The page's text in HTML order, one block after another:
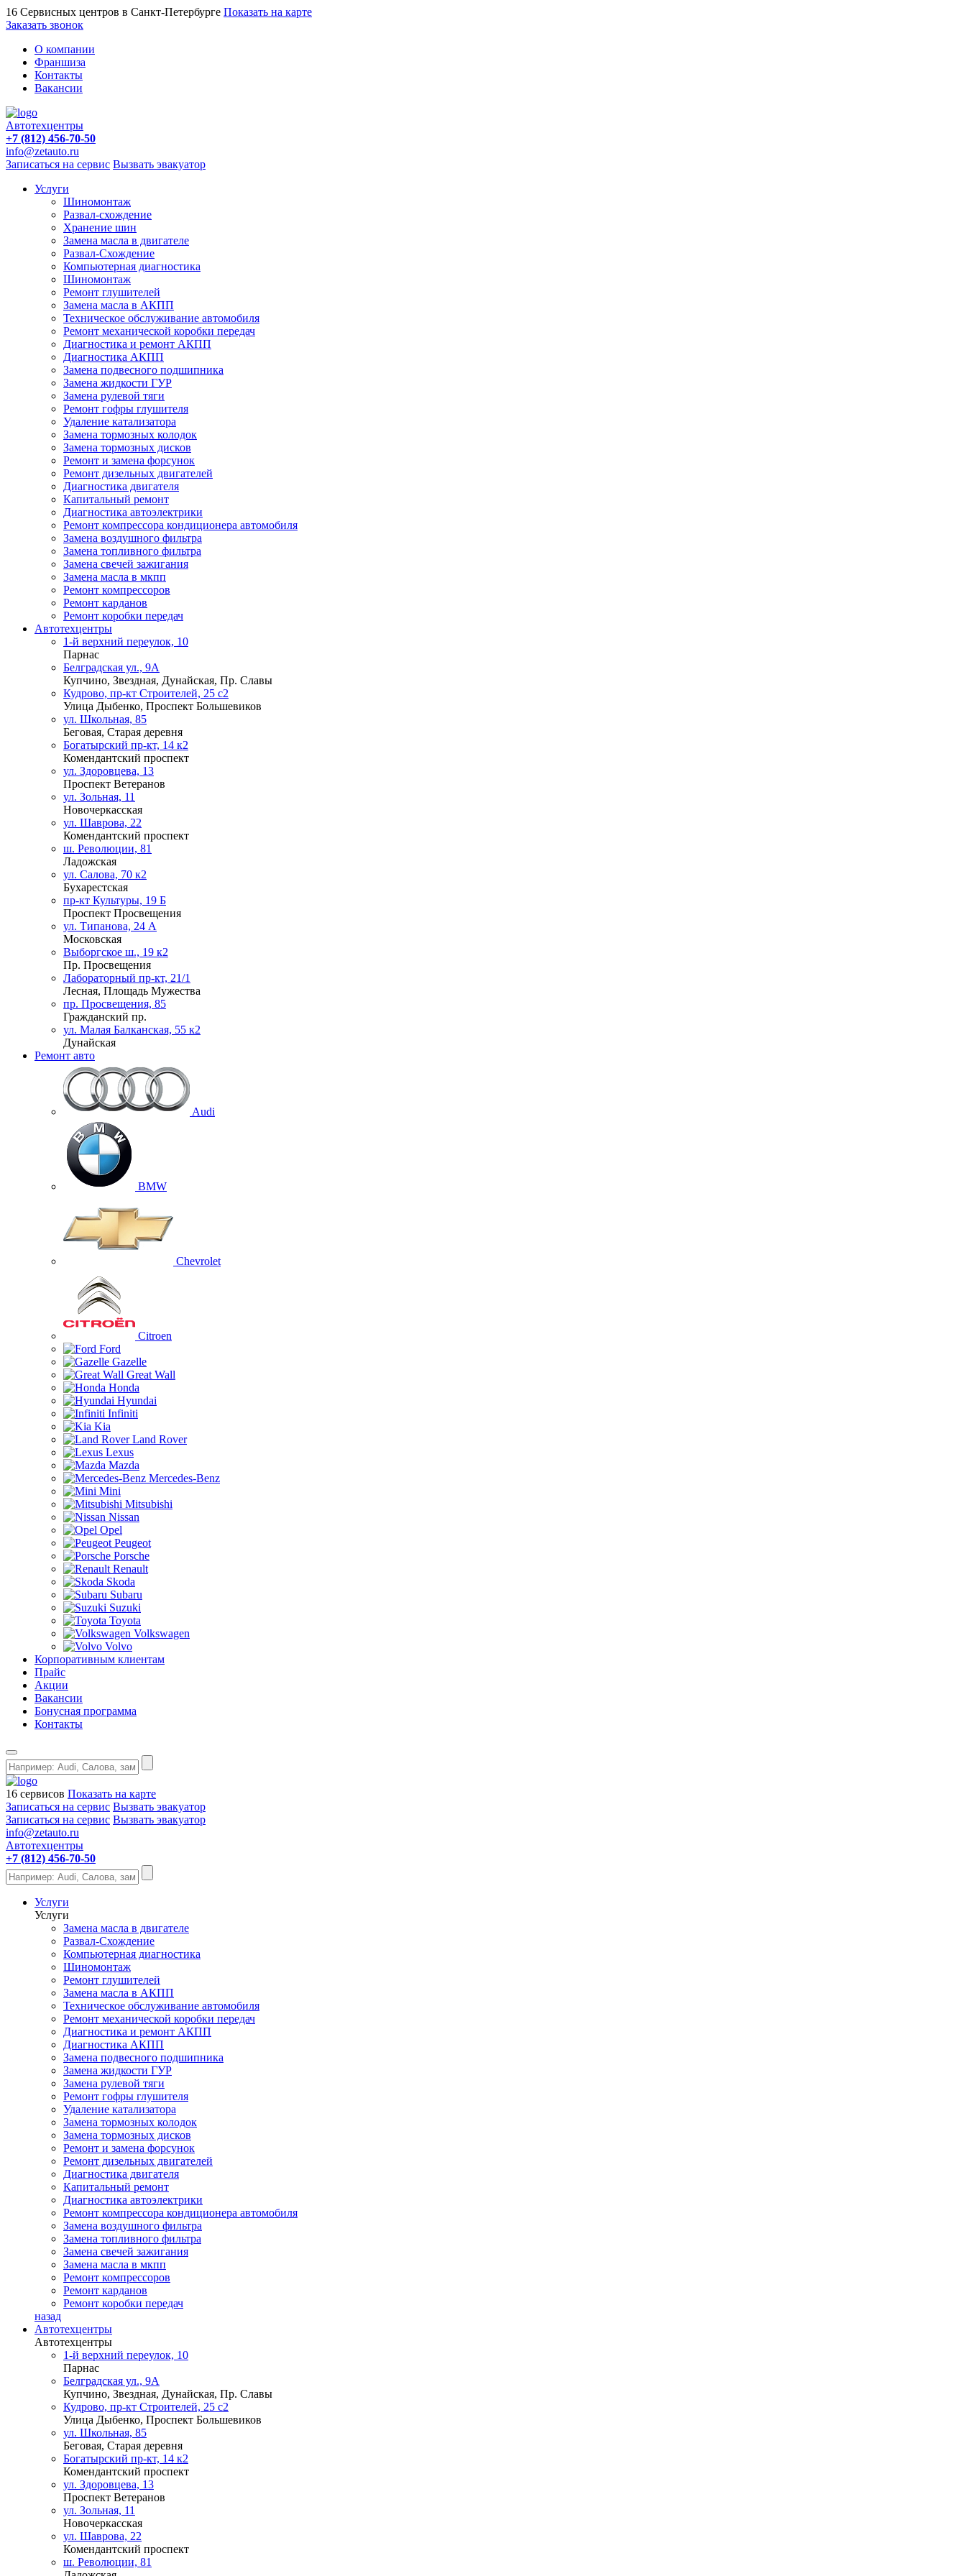
16 Сервисных центров в Санкт-Петербурге Показать на карте
Заказать звонок
О компании
Франшиза
Контакты
Вакансии
Автотехцентры
+7 (812) 456-70-50
info@zetauto.ru
Записаться на сервис Вызвать эвакуатор
Услуги
Шиномонтаж
Развал-схождение
Хранение шин
Замена масла в двигателе
Развал-Схождение
Компьютерная диагностика
Шиномонтаж
Ремонт глушителей
Замена масла в АКПП
Техническое обслуживание автомобиля
Ремонт механической коробки передач
Диагностика и ремонт АКПП
Диагностика АКПП
Замена подвесного подшипника
Замена жидкости ГУР
Замена рулевой тяги
Ремонт гофры глушителя
Удаление катализатора
Замена тормозных колодок
Замена тормозных дисков
Ремонт и замена форсунок
Ремонт дизельных двигателей
Диагностика двигателя
Капитальный ремонт
Диагностика автоэлектрики
Ремонт компрессора кондиционера автомобиля
Замена воздушного фильтра
Замена топливного фильтра
Замена свечей зажигания
Замена масла в мкпп
Ремонт компрессоров
Ремонт карданов
Ремонт коробки передач
Автотехцентры
1-й верхний переулок, 10
Парнас
Белградская ул., 9А
Купчино, Звездная, Дунайская, Пр. Славы
Кудрово, пр-кт Строителей, 25 с2
Улица Дыбенко, Проспект Большевиков
ул. Школьная, 85
Беговая, Старая деревня
Богатырский пр-кт, 14 к2
Комендантский проспект
ул. Здоровцева, 13
Проспект Ветеранов
ул. Зольная, 11
Новочеркасская
ул. Шаврова, 22
Комендантский проспект
ш. Революции, 81
Ладожская
ул. Салова, 70 к2
Бухарестская
пр-кт Культуры, 19 Б
Проспект Просвещения
ул. Типанова, 24 А
Московская
Выборгское ш., 19 к2
Пр. Просвещения
Лабораторный пр-кт, 21/1
Лесная, Площадь Мужества
пр. Просвещения, 85
Гражданский пр.
ул. Малая Балканская, 55 к2
Дунайская
Ремонт авто
Audi
BMW
Chevrolet
Citroen
Ford
Gazelle
Great Wall
Honda
Hyundai
Infiniti
Kia
Land Rover
Lexus
Mazda
Mercedes-Benz
Mini
Mitsubishi
Nissan
Opel
Peugeot
Porsche
Renault
Skoda
Subaru
Suzuki
Toyota
Volkswagen
Volvo
Корпоративным клиентам
Прайс
Акции
Вакансии
Бонусная программа
Контакты
16 сервисов Показать на карте
Записаться на сервис Вызвать эвакуатор
Записаться на сервис Вызвать эвакуатор
info@zetauto.ru
Автотехцентры
+7 (812) 456-70-50
Услуги
Услуги
Замена масла в двигателе
Развал-Схождение
Компьютерная диагностика
Шиномонтаж
Ремонт глушителей
Замена масла в АКПП
Техническое обслуживание автомобиля
Ремонт механической коробки передач
Диагностика и ремонт АКПП
Диагностика АКПП
Замена подвесного подшипника
Замена жидкости ГУР
Замена рулевой тяги
Ремонт гофры глушителя
Удаление катализатора
Замена тормозных колодок
Замена тормозных дисков
Ремонт и замена форсунок
Ремонт дизельных двигателей
Диагностика двигателя
Капитальный ремонт
Диагностика автоэлектрики
Ремонт компрессора кондиционера автомобиля
Замена воздушного фильтра
Замена топливного фильтра
Замена свечей зажигания
Замена масла в мкпп
Ремонт компрессоров
Ремонт карданов
Ремонт коробки передач
назад
Автотехцентры
Автотехцентры
1-й верхний переулок, 10
Парнас
Белградская ул., 9А
Купчино, Звездная, Дунайская, Пр. Славы
Кудрово, пр-кт Строителей, 25 с2
Улица Дыбенко, Проспект Большевиков
ул. Школьная, 85
Беговая, Старая деревня
Богатырский пр-кт, 14 к2
Комендантский проспект
ул. Здоровцева, 13
Проспект Ветеранов
ул. Зольная, 11
Новочеркасская
ул. Шаврова, 22
Комендантский проспект
ш. Революции, 81